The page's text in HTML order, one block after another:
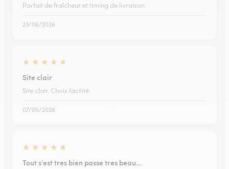
Parfait de fraîcheur et timing de livraison
23/06/2026
★ ★ ★ ★ ★
Site clair
Site clair. Choix facilité
07/05/2026
★ ★ ★ ★ ★
Tout s'est tres bien passe tres beau…